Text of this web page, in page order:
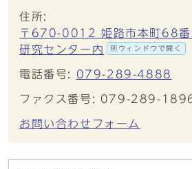
住所:
〒670-0012 姫路市本町68
研究センター内
別ウィンドウで開く
電話番号: 079-289-4888
ファクス番号: 079-289-
お問い合わせフォーム